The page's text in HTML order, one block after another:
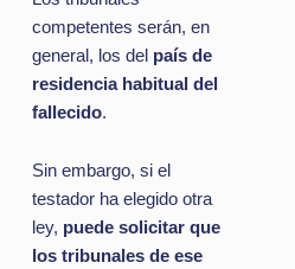
competentes serán, en
general, los del país de
residencia habitual del
fallecido.
Sin embargo, si el
testador ha elegido otra
ley, puede solicitar que
los tribunales de ese